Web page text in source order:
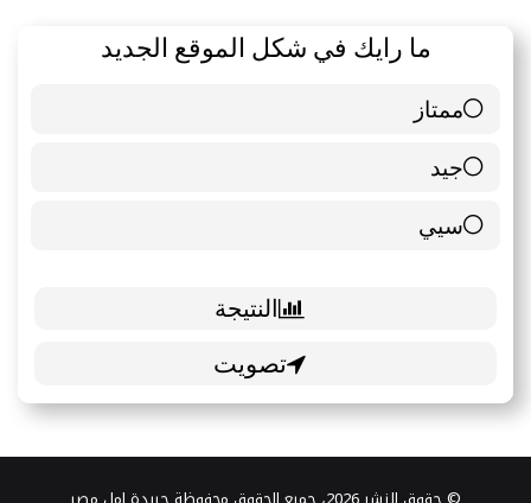
ما رايك في شكل الموقع الجديد
ممتاز
6 ( 85.71 % )
جيد
0 ( 0 % )
سيي
1 ( 14.29 % )